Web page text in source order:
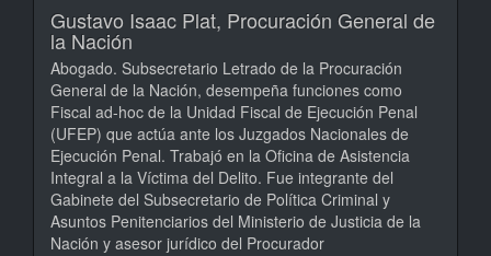
Gustavo Isaac Plat, Procuración General de
la Nación
Abogado. Subsecretario Letrado de la Procuración
General de la Nación, desempeña funciones como
Fiscal ad-hoc de la Unidad Fiscal de Ejecución Penal
(UFEP) que actúa ante los Juzgados Nacionales de
Ejecución Penal. Trabajó en la Oficina de Asistencia
Integral a la Víctima del Delito. Fue integrante del
Gabinete del Subsecretario de Política Criminal y
Asuntos Penitenciarios del Ministerio de Justicia de la
Nación y asesor jurídico del Procurador